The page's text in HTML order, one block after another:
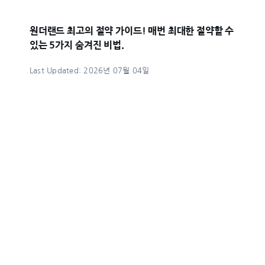
원더랜드 최고의 절약 가이드! 매번 최대한 절약할 수
있는 5가지 숨겨진 비법.
Last Updated: 2026년 07월 04일